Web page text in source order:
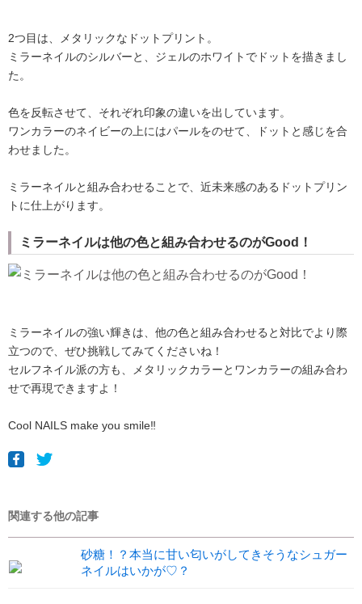
2つ目は、メタリックなドットプリント。
ミラーネイルのシルバーと、ジェルのホワイトでドットを描きまし
た。
色を反転させて、それぞれ印象の違いを出しています。
ワンカラーのネイビーの上にはパールをのせて、ドットと感じを合
わせました。
ミラーネイルと組み合わせることで、近未来感のあるドットプリン
トに仕上がります。
ミラーネイルは他の色と組み合わせるのがGood！
ミラーネイルの強い輝きは、他の色と組み合わせると対比でより際
立つので、ぜひ挑戦してみてくださいね！
セルフネイル派の方も、メタリックカラーとワンカラーの組み合わ
せで再現できますよ！
Cool NAILS make you smile‼︎
関連する他の記事
砂糖！？本当に甘い匂いがしてきそうなシュガー
ネイルはいかが♡？